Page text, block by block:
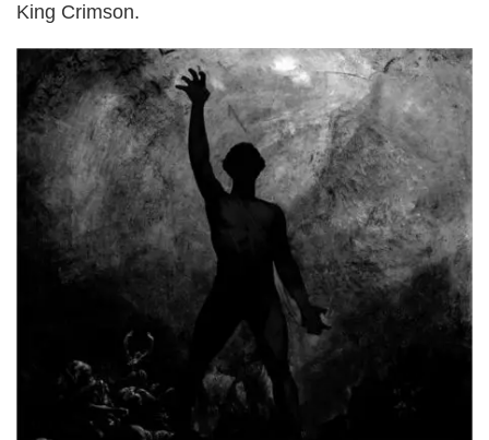
King Crimson.